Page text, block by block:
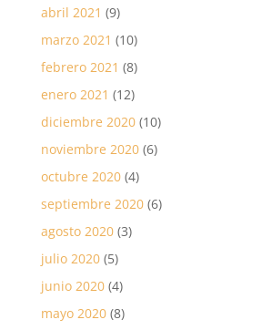
abril 2021 (9)
marzo 2021 (10)
febrero 2021 (8)
enero 2021 (12)
diciembre 2020(10)
noviembre 2020(6)
octubre 2020(4)
septiembre 2020(6)
agosto 2020(3)
julio 2020(5)
junio 2020(4)
mayo 2020(8)